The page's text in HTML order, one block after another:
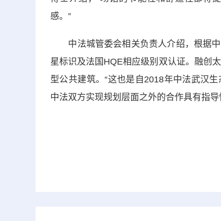
感。”
中法城管委会相关负责人介绍，根据中
星标识及法国HQE相应级别双认证。融创
型公共建筑。“这也是自2018年中法武汉
中法双方实现规划层面之外的合作具有指